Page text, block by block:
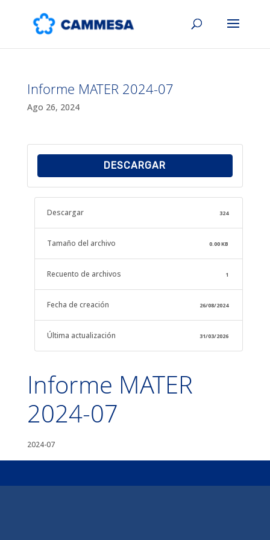
Informe MATER 2024-07
Ago 26, 2024
DESCARGAR
Descargar 324
Tamaño del archivo 0.00 KB
Recuento de archivos 1
Fecha de creación 26/08/2024
Última actualización 31/03/2026
Informe MATER
2024-07
2024-07